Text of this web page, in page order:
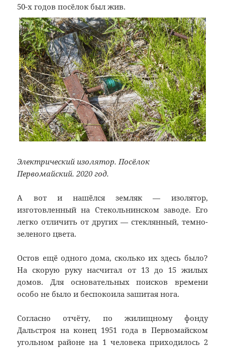
50-х годов посёлок был жив.
Электрический изолятор. Посёлок
Первомайский. 2020 год.
А вот и нашёлся земляк — изолятор,
изготовленный на Стекольнинском заводе. Его
легко отличить от других — стеклянный, темно-
зеленого цвета.
Остов ещё одного дома, сколько их здесь было?
На скорую руку насчитал от 13 до 15 жилых
домов. Для основательных поисков времени
особо не было и беспокоила зашитая нога.
Согласно отчёту, по жилищному фонду
Дальстроя на конец 1951 года в Первомайском
угольном районе на 1 человека приходилось 2